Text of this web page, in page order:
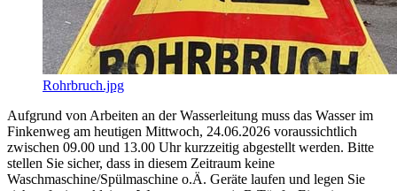
Rohrbruch.jpg
Aufgrund von Arbeiten an der Wasserleitung muss das Wasser im
Finkenweg am heutigen Mittwoch, 24.06.2026 voraussichtlich
zwischen 09.00 und 13.00 Uhr kurzzeitig abgestellt werden. Bitte
stellen Sie sicher, dass in diesem Zeitraum keine
Waschmaschine/Spülmaschine o.Ä. Geräte laufen und legen Sie